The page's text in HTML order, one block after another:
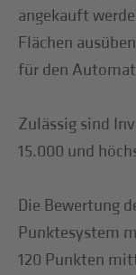
angekauft
Flächen
für den
Zulässig sind
15.000 und
Die Bewertung
Punktesystem
120 Punkten